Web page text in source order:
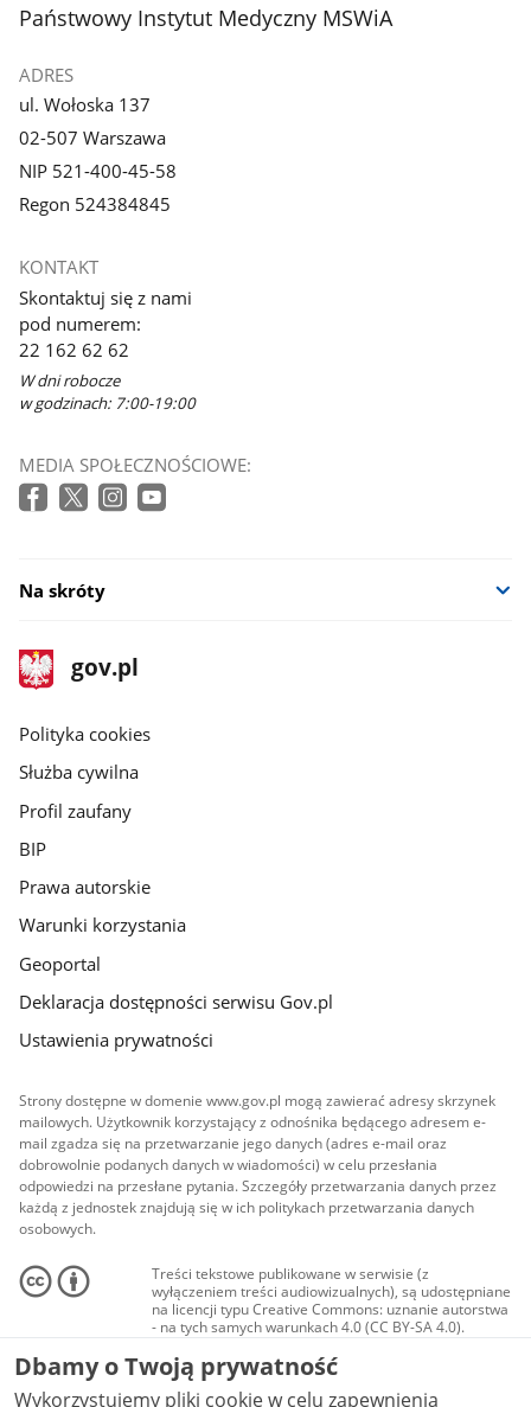
stopka
Państwowy Instytut Medyczny MSWiA
ADRES
ul. Wołoska 137
02-507 Warszawa
NIP 521-400-45-58
Regon 524384845
KONTAKT
Skontaktuj się z nami
pod numerem:
22 162 62 62
W dni robocze
w godzinach: 7:00-19:00
MEDIA SPOŁECZNOŚCIOWE:
Na skróty
stopka
gov.pl
Strona
gov.pl
gov.pl
Polityka cookies
Służba cywilna
Profil zaufany
BIP
Prawa autorskie
Warunki korzystania
Geoportal
Deklaracja dostępności serwisu Gov.pl
Ustawienia prywatności
Strony dostępne w domenie www.gov.pl mogą zawierać adresy skrzynek
mailowych. Użytkownik korzystający z odnośnika będącego adresem e-
mail zgadza się na przetwarzanie jego danych (adres e-mail oraz
dobrowolnie podanych danych w wiadomości) w celu przesłania
odpowiedzi na przesłane pytania. Szczegóły przetwarzania danych przez
każdą z jednostek znajdują się w ich politykach przetwarzania danych
osobowych.
Treści tekstowe publikowane w serwisie (z
wyłączeniem treści audiowizualnych), są udostępniane
na licencji typu Creative Commons: uznanie autorstwa
- na tych samych warunkach 4.0 (CC BY-SA 4.0).
Materiały audiowizualne, w tym zdjęcia, materiały
audio i wideo, są udostępniane na licencji typu
Creative Commons: uznanie autorstwa użycie
niekomercyjne - bez utworów zależnych 4.0 (CC BY-
Dbamy o Twoją prywatność
Wykorzystujemy pliki cookie w celu zapewnienia